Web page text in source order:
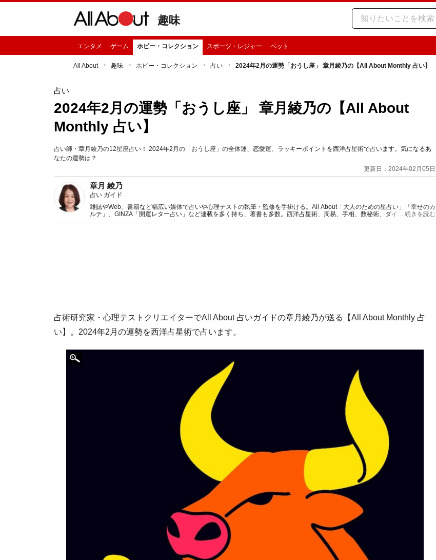
趣味
エンタメ ゲーム ホビー・コレクション スポーツ・レジャー ペット
All About 趣味 ホビー・コレクション 占い 2024年2月の運勢「おうし座」 章月綾乃の【All About Monthly 占い】
占い
2024年2月の運勢「おうし座」 章月綾乃の【All About
Monthly 占い】
占い師・章月綾乃の12星座占い！ 2024年2月の「おうし座」の全体運、恋愛運、ラッキーポイントを西洋占星術で占います。気になるあ
なたの運勢は？
更新日：2024年02月05日
章月 綾乃
占い ガイド
雑誌やWeb、書籍など幅広い媒体で占いや心理テストの執筆・監修を手掛ける。All About「大人のための星占い」「幸せのカ
ルテ」、GINZA「開運レター占い」など連載を多く持ち、著書も多数。西洋占星術、周易、手相、数秘術、ダイスやカード占
い、しぐさや言葉グセの研究など守備範囲は広め。
...続きを読む
占術研究家・心理テストクリエイターでAll About 占いガイドの章月綾乃が送る【All About Monthly 占
い】。2024年2月の運勢を西洋占星術で占います。